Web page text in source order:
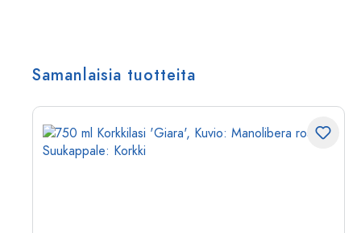
Samanlaisia tuotteita